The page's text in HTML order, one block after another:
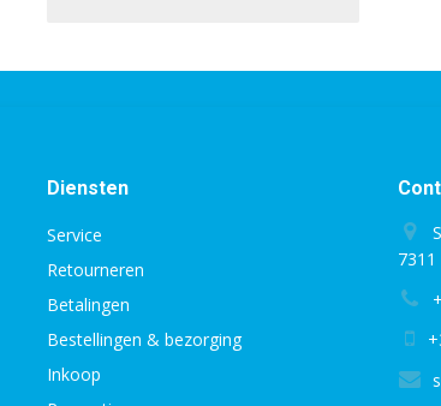
Diensten
Service
Retourneren
Betalingen
Bestellingen & bezorging
Inkoop